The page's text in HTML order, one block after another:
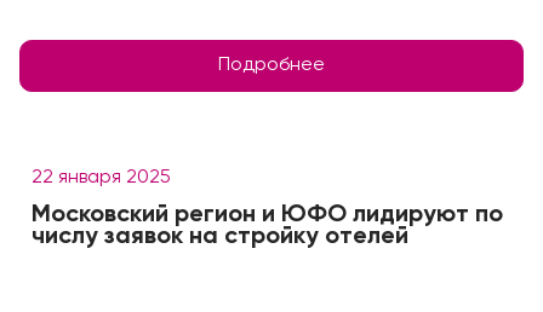
Подробнее
22 января 2025
Московский регион и ЮФО лидируют по
числу заявок на стройку отелей